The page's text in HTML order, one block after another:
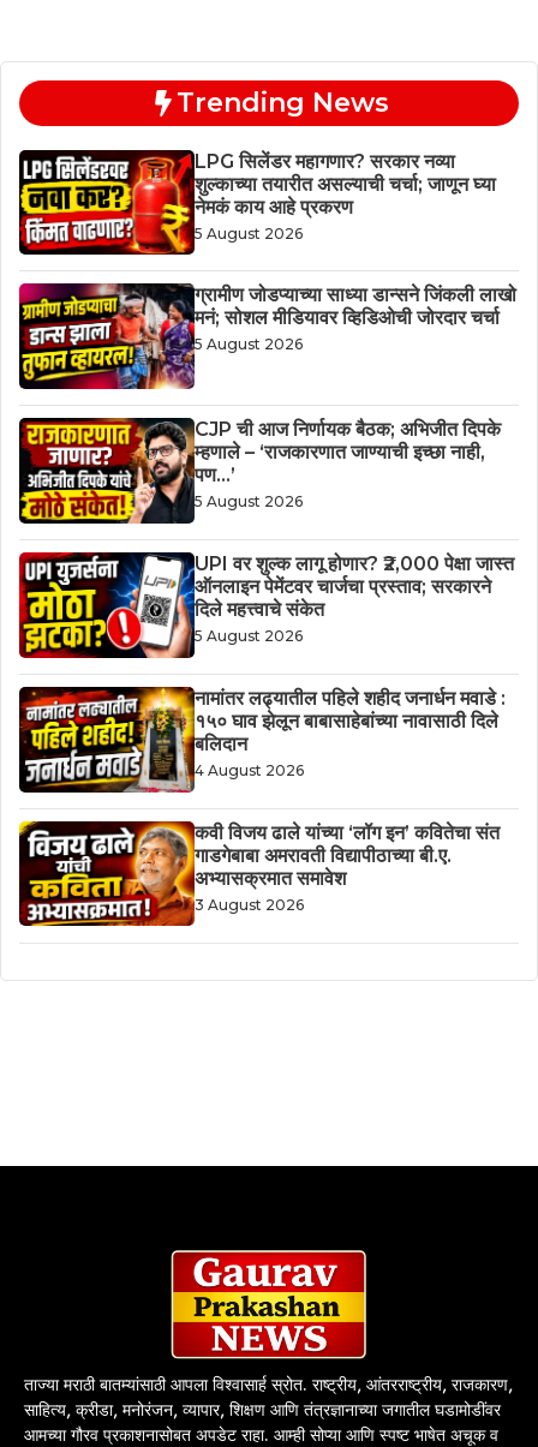
Trending News
LPG सिलेंडर महागणार? सरकार नव्या
शुल्काच्या तयारीत असल्याची चर्चा; जाणून घ्या
नेमकं काय आहे प्रकरण
5 August 2026
ग्रामीण जोडप्याच्या साध्या डान्सने जिंकली लाखो
मनं; सोशल मीडियावर व्हिडिओची जोरदार चर्चा
5 August 2026
CJP ची आज निर्णायक बैठक; अभिजीत दिपके
म्हणाले – ‘राजकारणात जाण्याची इच्छा नाही,
पण…’
5 August 2026
UPI वर शुल्क लागू होणार? ₹2,000 पेक्षा जास्त
ऑनलाइन पेमेंटवर चार्जचा प्रस्ताव; सरकारने
दिले महत्त्वाचे संकेत
5 August 2026
नामांतर लढ्यातील पहिले शहीद जनार्धन मवाडे :
१५० घाव झेलून बाबासाहेबांच्या नावासाठी दिले
बलिदान
4 August 2026
कवी विजय ढाले यांच्या ‘लॉग इन’ कवितेचा संत
गाडगेबाबा अमरावती विद्यापीठाच्या बी.ए.
अभ्यासक्रमात समावेश
3 August 2026
ताज्या मराठी बातम्यांसाठी आपला विश्वासार्ह स्रोत. राष्ट्रीय, आंतरराष्ट्रीय, राजकारण,
साहित्य, क्रीडा, मनोरंजन, व्यापार, शिक्षण आणि तंत्रज्ञानाच्या जगातील घडामोडींवर
आमच्या गौरव प्रकाशनासोबत अपडेट राहा. आम्ही सोप्या आणि स्पष्ट भाषेत अचूक व